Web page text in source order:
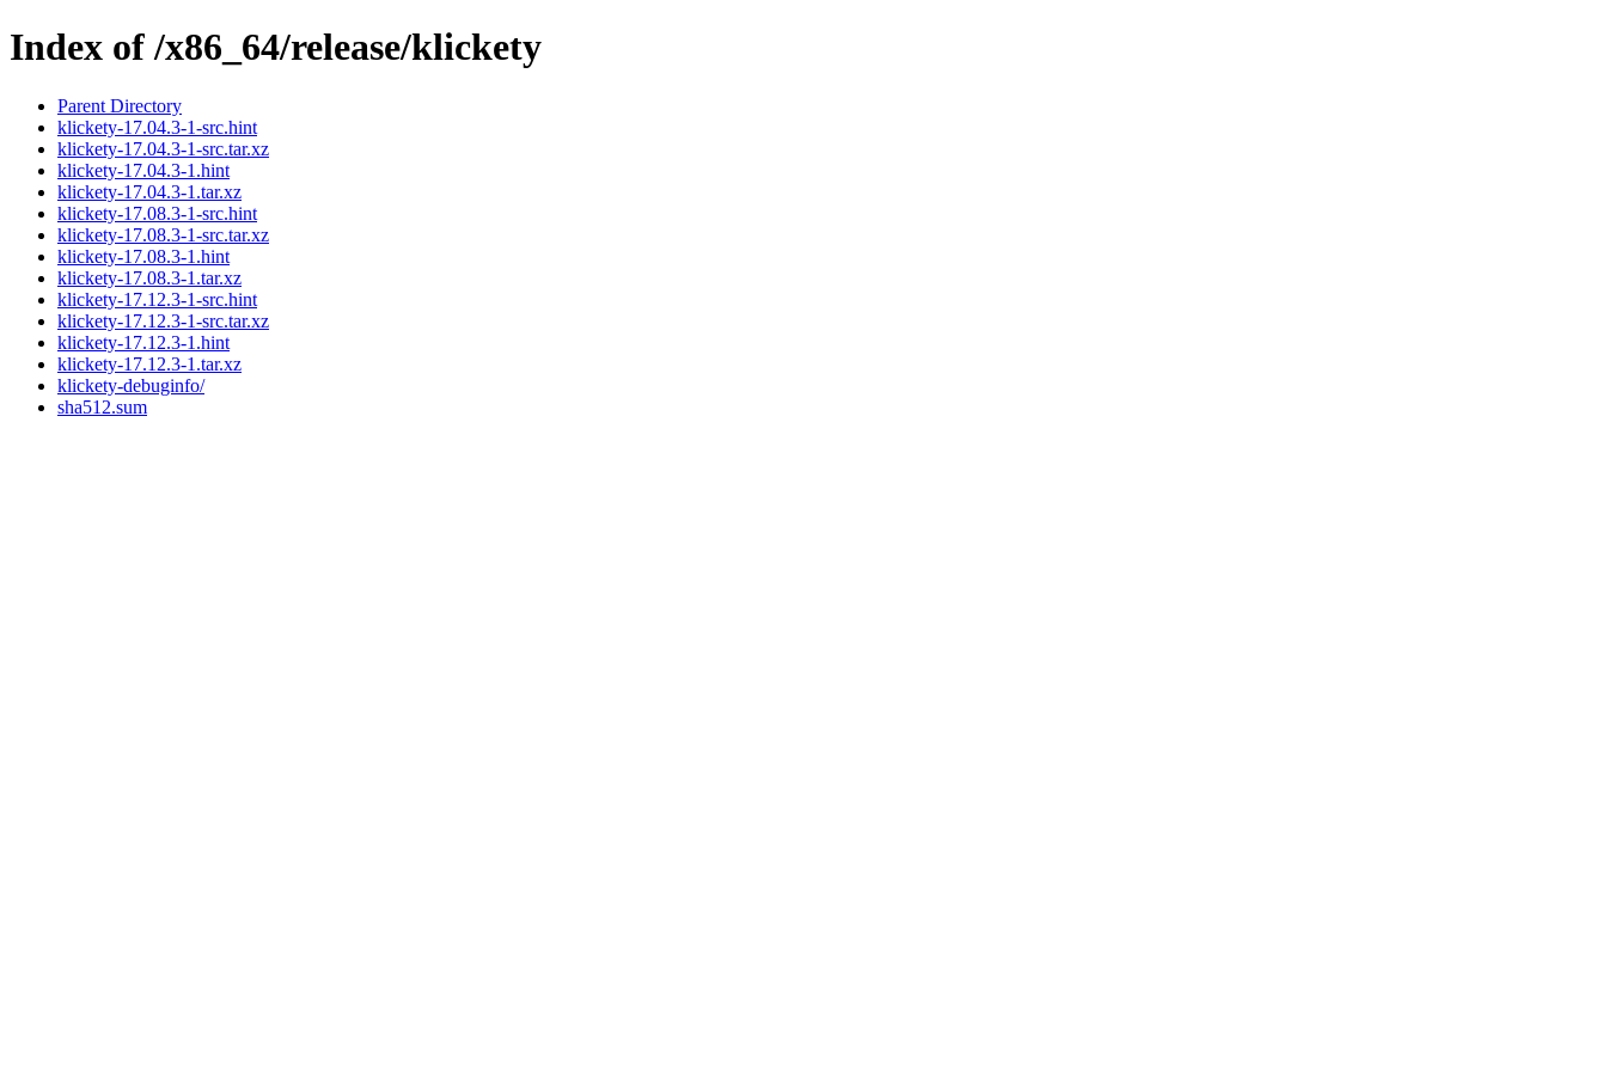
Index of /x86_64/release/klickety
Parent Directory
klickety-17.04.3-1-src.hint
klickety-17.04.3-1-src.tar.xz
klickety-17.04.3-1.hint
klickety-17.04.3-1.tar.xz
klickety-17.08.3-1-src.hint
klickety-17.08.3-1-src.tar.xz
klickety-17.08.3-1.hint
klickety-17.08.3-1.tar.xz
klickety-17.12.3-1-src.hint
klickety-17.12.3-1-src.tar.xz
klickety-17.12.3-1.hint
klickety-17.12.3-1.tar.xz
klickety-debuginfo/
sha512.sum